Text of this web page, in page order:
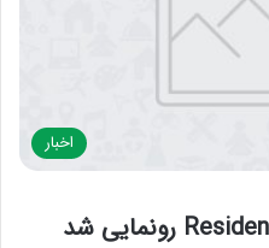
اخبار